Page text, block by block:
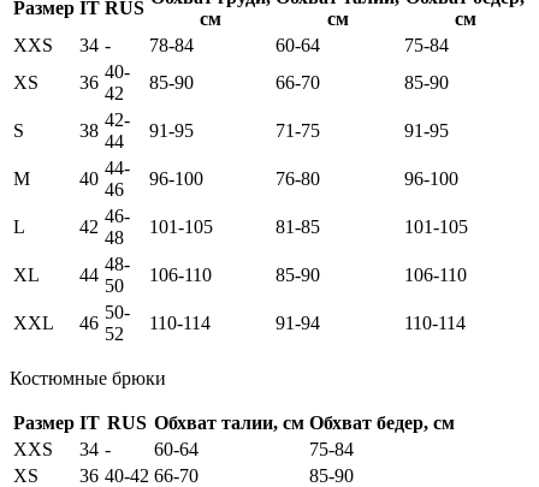
Размер IT RUS
см
см
см
XXS
34 - 78-84 60-64
75-84
XS
36
40-
42
85-90 66-70 85-90
S 38
42-
44
91-95 71-75 91-95
M 40
44-
46
96-100 76-80 96-100
L 42
46-
48
101-105 81-85 101-105
XL 44
48-
50
106-110 85-90 106-110
XXL 46
50-
52
110-114 91-94 110-114
Костюмные брюки
Размер IT RUS Обхват талии, см Обхват бедер, см
XXS
34 - 60-64
75-84
XS
36 40-42 66-70
85-90